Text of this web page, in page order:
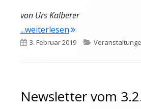
von Urs Kalberer
...weiterlesen"Selbsttätiges
Veröffentlicht
3. Februar 2019 Kategorien
Newsletter vom